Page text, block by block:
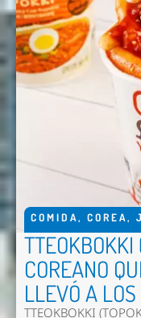
COMIDA, COREA,
COREANO
LLEVÓ A
TTEOKBOKKI